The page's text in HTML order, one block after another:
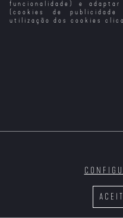
funcionalidade) e
(cookies de
utilização dos cookies
no Natal